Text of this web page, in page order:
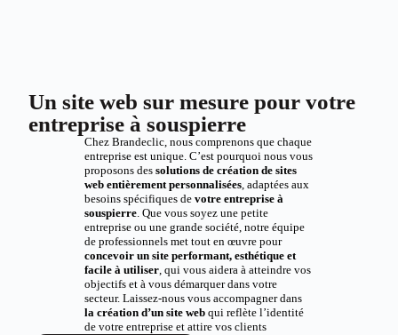
Un site web sur mesure pour votre
entreprise à souspierre
Chez Brandeclic, nous comprenons que chaque
entreprise est unique. C’est pourquoi nous vous
proposons des solutions de création de sites
web entièrement personnalisées, adaptées aux
besoins spécifiques de votre entreprise à
souspierre. Que vous soyez une petite
entreprise ou une grande société, notre équipe
de professionnels met tout en œuvre pour
concevoir un site performant, esthétique et
facile à utiliser, qui vous aidera à atteindre vos
objectifs et à vous démarquer dans votre
secteur. Laissez-nous vous accompagner dans
la création d’un site webqui reflète l’identité
de votre entreprise et attire vos clients